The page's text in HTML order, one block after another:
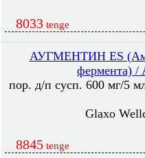
8033 tenge
АУГМЕНТИН ES
фермента) /
пор. д/п сусп. 600 мг/5
Glaxo
8845 tenge